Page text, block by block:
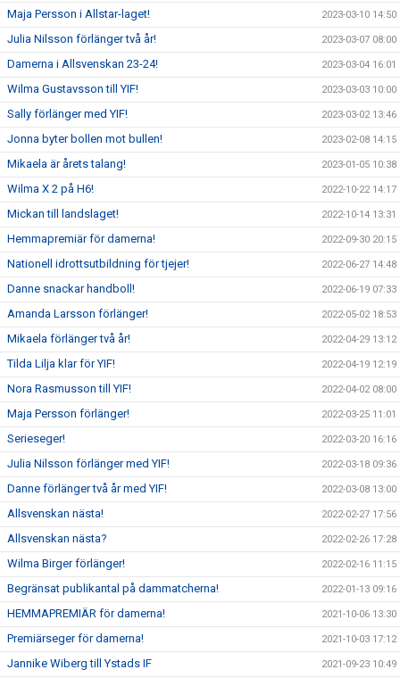
Maja Persson i Allstar-laget! 2023-03-10 14:50
Julia Nilsson förlänger två år! 2023-03-07 08:00
Damerna i Allsvenskan 23-24! 2023-03-04 16:01
Wilma Gustavsson till YIF! 2023-03-03 10:00
Sally förlänger med YIF! 2023-03-02 13:46
Jonna byter bollen mot bullen! 2023-02-08 14:15
Mikaela är årets talang! 2023-01-05 10:38
Wilma X 2 på H6! 2022-10-22 14:17
Mickan till landslaget! 2022-10-14 13:31
Hemmapremiär för damerna! 2022-09-30 20:15
Nationell idrottsutbildning för tjejer! 2022-06-27 14:48
Danne snackar handboll! 2022-06-19 07:33
Amanda Larsson förlänger! 2022-05-02 18:53
Mikaela förlänger två år! 2022-04-29 13:12
Tilda Lilja klar för YIF! 2022-04-19 12:19
Nora Rasmusson till YIF! 2022-04-02 08:00
Maja Persson förlänger! 2022-03-25 11:01
Serieseger! 2022-03-20 16:16
Julia Nilsson förlänger med YIF! 2022-03-18 09:36
Danne förlänger två år med YIF! 2022-03-08 13:00
Allsvenskan nästa! 2022-02-27 17:56
Allsvenskan nästa? 2022-02-26 17:28
Wilma Birger förlänger! 2022-02-16 11:15
Begränsat publikantal på dammatcherna! 2022-01-13 09:16
HEMMAPREMIÄR för damerna! 2021-10-06 13:30
Premiärseger för damerna! 2021-10-03 17:12
Jannike Wiberg till Ystads IF 2021-09-23 10:49